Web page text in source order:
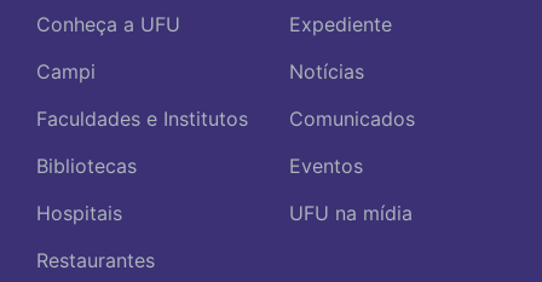
Conheça a UFU
Campi
Faculdades e Institutos
Bibliotecas
Hospitais
Restaurantes
Expediente
Notícias
Comunicados
Eventos
UFU na mídia